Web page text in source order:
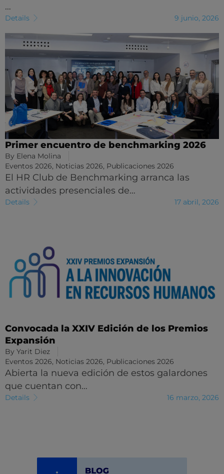
…
Details 9 junio, 2026
Primer encuentro de benchmarking 2026
By Elena Molina
Eventos 2026, Noticias 2026, Publicaciones 2026
El HR Club de Benchmarking arranca las
actividades presenciales de…
Details 17 abril, 2026
Convocada la XXIV Edición de los Premios
Expansión
By Yarit Diez
Eventos 2026, Noticias 2026, Publicaciones 2026
Abierta la nueva edición de estos galardones
que cuentan con…
Details 16 marzo, 2026